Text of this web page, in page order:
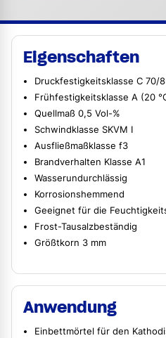
Eigenschaften
Druckfestigkeitsklasse C 70/
Frühfestigkeitsklasse A (20
Quellmaß 0,5 Vol-%
Schwindklasse SKVM I
Ausfließmaßklasse f3
Brandverhalten Klasse A1
Wasserundurchlässig
Korrosionshemmend
Geeignet für die
Frost-Tausalzbeständig
Größtkorn 3 mm
Anwendung
Einbettmörtel für den